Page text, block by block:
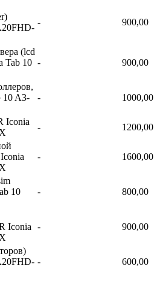
- 900,00
(lcd
Tab 10 - 900,00
10 A3-
- 1000,00
Iconia
-
1200,00
- 1600,00
10
- 800,00
Iconia - 900,00
- 600,00